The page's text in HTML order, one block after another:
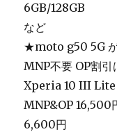
6GB/128GB
など
★moto g50 5G が
MNP不要 OP割
Xperia 10 III Lite
MNP&OP
6,600円